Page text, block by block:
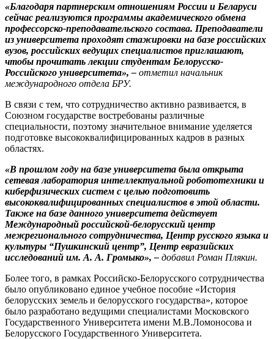
«Благодаря партнерским отношениям России и Беларуси
сейчас реализуются программы академического обмена
профессорско-преподавательского состава. Преподаватели
из университета проходят стажировки на базе российских
вузов, российских ведущих специалистов приглашают,
чтобы прочитать лекции студентам Белорусско-
Российского университета», – отметил начальник
международного отдела БРУ.
В связи с тем, что сотрудничество активно развивается, в
Союзном государстве востребованы различные
специальности, поэтому значительное внимание уделяется
подготовке высококвалифицированных кадров в разных
областях.
«В прошлом году на базе университета была открыта
сетевая лаборатория интеллектуальной робототехники и
киберфизических систем с целью подготовить
высококвалифицированных специалистов в этой области.
Также на базе данного университета действует
Международный российской-белорусский центр
межрегионального сотрудничества, Центр русского языка и
культуры “Пушкинский центр”, Центр евразийских
исследований им. А. А. Громыко», – добавил Роман Плякин.
Более того, в рамках Российско-Белорусского сотрудничества
было опубликовано единое учебное пособие «История
белорусских земель и белорусского государства», которое
было разработано ведущими специалистами Московского
Государственного Университета имени М.В.Ломоносова и
Белорусского Государственного Университета.